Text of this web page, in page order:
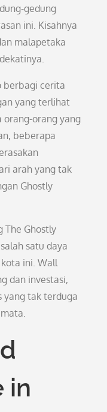
gedung
ini. Kisahnya
malapetaka
berbagi cerita
yang terlihat
orang-orang yang
beberapa
arah yang tak
Ghostly
The Ghostly
satu daya
ini. Wall
dan investasi,
yang tak terduga
in